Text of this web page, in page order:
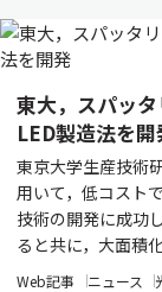
東大，スパッ
LED製造法を開
東京大学生産技術
用いて，低コスト
技術の開発に成功
ると共に，大面積
Web記事 ニュース